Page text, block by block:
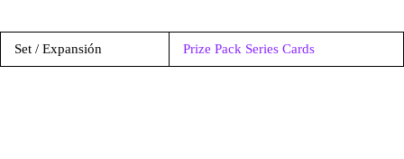
Set / Expansión Prize Pack Series Cards